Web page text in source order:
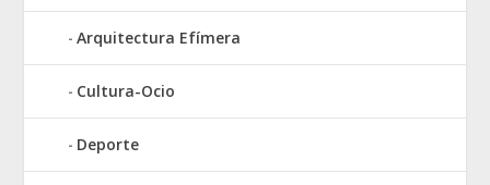
Arquitectura Efímera
Cultura-Ocio
Deporte